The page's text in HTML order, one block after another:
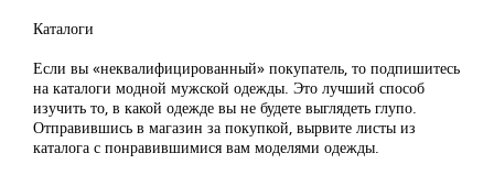
Каталоги
Если вы «неквалифицированный» покупатель, то подпишитесь
на каталоги модной мужской одежды. Это лучший способ
изучить то, в какой одежде вы не будете выглядеть глупо.
Отправившись в магазин за покупкой, вырвите листы из
каталога с понравившимися вам моделями одежды.